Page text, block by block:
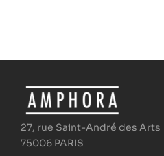
27, rue Saint-André des Arts
75006 PARIS